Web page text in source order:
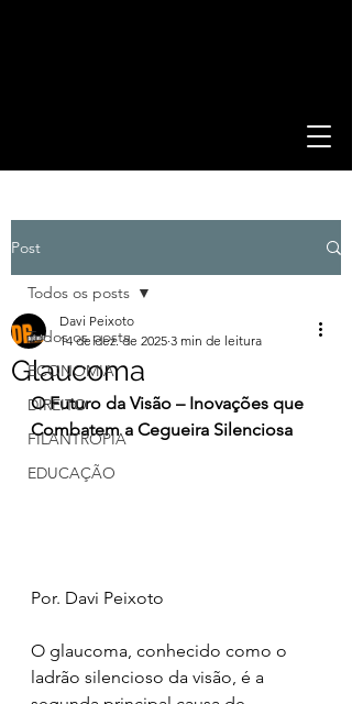
Post
Todos os posts
ECONOMIA
DIREITO
FILANTROPIA
EDUCAÇÃO
Todos os posts
Glaucoma
Davi Peixoto
14 de dez. de 2025 3 min de leitura
O Futuro da Visão – Inovações que
Combatem a Cegueira Silenciosa
Por. Davi Peixoto
O glaucoma, conhecido como o
ladrão silencioso da visão, é a